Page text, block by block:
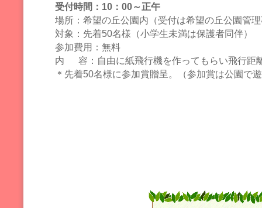
受付時間：10：00～正午
場所：希望の丘公園内（受付は希望の丘公園管
対象：先着50名様（小学生未満は保護者同伴）
参加費用：無料
内 容：自由に紙飛行機を作ってもらい飛行距
＊先着50名様に参加賞贈呈。（参加賞は公園で